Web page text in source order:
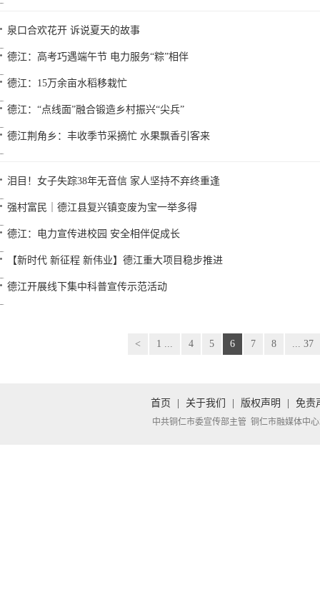
泉口合欢花开 诉说夏天的故事
德江：高考巧遇端午节 电力服务“粽”相伴
德江：15万余亩水稻移栽忙
德江：“点线面”融合锻造乡村振兴“尖兵”
德江荆角乡：丰收季节采摘忙 水果飘香引客来
泪目！女子失踪38年无音信 家人坚持不弃终重逢
强村富民｜德江县复兴镇变废为宝一举多得
德江：电力宣传进校园 安全相伴促成长
【新时代 新征程 新伟业】德江重大项目稳步推进
德江开展线下集中科普宣传示范活动
< 1 ... 4 5 6 7 8 ... 37
首页 关于我们 版权声明 免责
中共铜仁市委宣传部主管 铜仁市融媒体中心